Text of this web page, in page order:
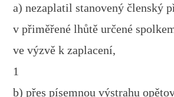
a) nezaplatil stanovený členský
v přiměřené lhůtě určené
ve výzvě k zaplacení,
1
b) přes písemnou výstrahu